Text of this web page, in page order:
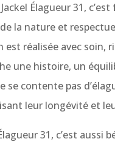
Élagueur 31,
la nature et
réalisée avec soin,
une histoire, un
se contente pas
leur longévité et
31, c’est aussi